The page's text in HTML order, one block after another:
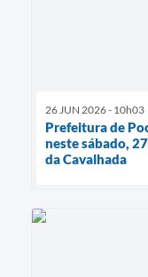
26 JUN 2026 - 10h03
Prefeitura de
neste sábado,
da Cavalhada